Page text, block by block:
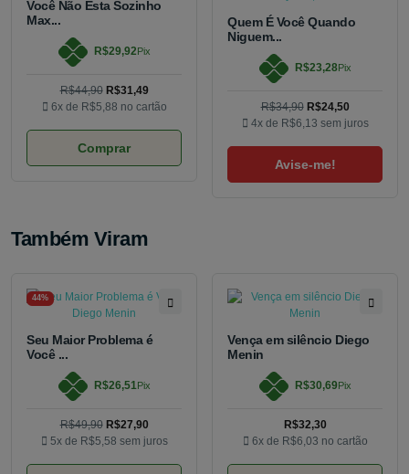
Você Não Esta Sozinho
Max...
R$29,92Pix
R$44,90 R$31,49
6x de R$5,88 no cartão
Comprar
Quem É Você Quando
Niguem...
R$23,28Pix
R$34,90 R$24,50
4x de R$6,13 sem juros
Avise-me!
Também Viram
44%
Seu Maior Problema é
Você ...
R$26,51 Pix
R$49,90 R$27,90
5x de R$5,58 sem juros
Vença em silêncio Diego
Menin
R$30,69 Pix
R$32,30
6x de R$6,03 no cartão